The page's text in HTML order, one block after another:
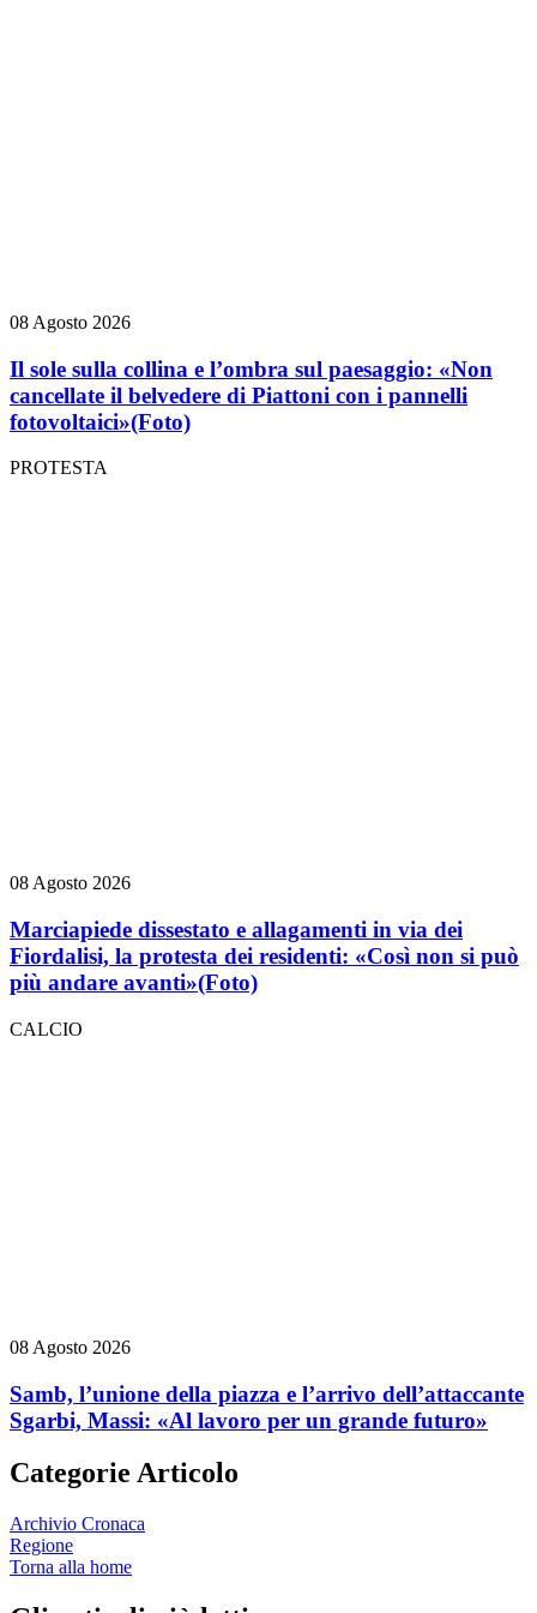
08 Agosto 2026
Il sole sulla collina e l’ombra sul paesaggio: «Non
cancellate il belvedere di Piattoni con i pannelli
fotovoltaici»(Foto)
PROTESTA
08 Agosto 2026
Marciapiede dissestato e allagamenti in via dei
Fiordalisi, la protesta dei residenti: «Così non si può
più andare avanti»(Foto)
CALCIO
08 Agosto 2026
Samb, l’unione della piazza e l’arrivo dell’attaccante
Sgarbi, Massi: «Al lavoro per un grande futuro»
Categorie Articolo
Archivio Cronaca
Regione
Torna alla home